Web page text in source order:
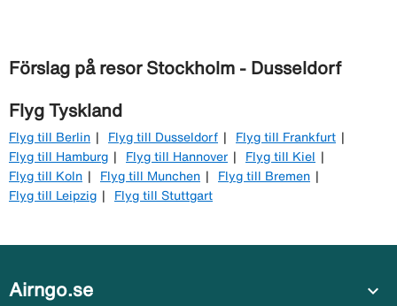
Förslag på resor Stockholm - Dusseldorf
Flyg Tyskland
Flyg till Berlin Flyg till Dusseldorf
Flyg till Frankfurt
Flyg till Hamburg
Flyg till Hannover
Flyg till Kiel
Flyg till Koln
Flyg till Munchen
Flyg till Bremen
Flyg till Leipzig
Flyg till Stuttgart
Airngo.se expand_more